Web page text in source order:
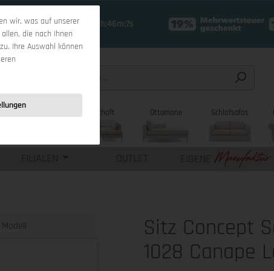
18 Tage 0h:46m:6s
Wohnlandschaft Ottomane Schlafsofas
FILIALEN OUTLET EIGENE
Modell
Sitz Concept
1028 Canape
wir, was auf unserer
die nach Ihnen
Ihre Auswahl können